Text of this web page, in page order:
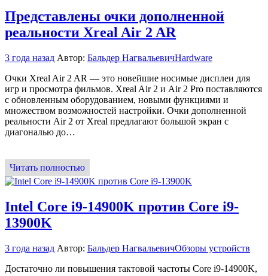
Представлены очки дополненной
реальности Xreal Air 2 AR
3 года назад Автор: Бальдер НагвальевичHardware
Очки Xreal Air 2 AR — это новейшие носимые дисплеи для
игр и просмотра фильмов. Xreal Air 2 и Air 2 Pro поставляются
с обновленным оборудованием, новыми функциями и
множеством возможностей настройки. Очки дополненной
реальности Air 2 от Xreal предлагают большой экран с
диагональю до…
Читать полностью
Intel Core i9-14900K против Core i9-
13900K
3 года назад Автор: Бальдер НагвальевичОбзоры устройств
Достаточно ли повышения тактовой частоты Core i9-14900K,